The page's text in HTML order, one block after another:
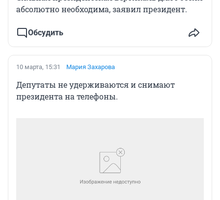
абсолютно необходима, заявил президент.
Обсудить
10 марта, 15:31 Мария Захарова
Депутаты не удерживаются и снимают
президента на телефоны.